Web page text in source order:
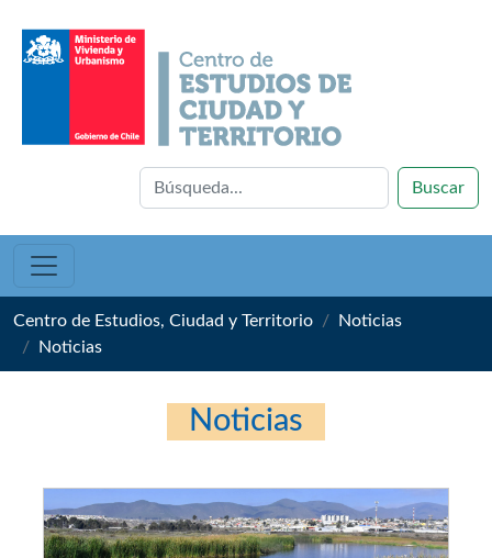
Buscar
Centro de Estudios, Ciudad y Territorio
Noticias
Noticias
Noticias